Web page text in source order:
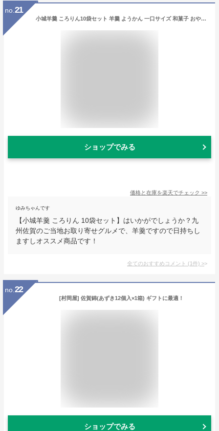
no. 21
小城羊羹 ころりん10袋セット 羊羹 ようかん 一口サイズ 和菓子 おやつ 銘菓 九州 佐賀 小城 お取り寄せ ご当地グルメ
ショップでみる
価格と在庫を楽天でチェック >>
ゆみちゃんです
【小城羊羹 ころりん 10袋セット】はいかがでしょうか？九
州佐賀のご当地お取り寄せグルメで、羊羹ですので日持ちし
ますしオススメ商品です！
全てのおすすめコメント (1件) >
no. 22
[村岡屋] 佐賀錦(あずき12個入×1箱) ギフトに最適！
ショップでみる